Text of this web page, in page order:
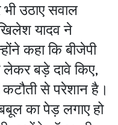
उठाए सवाल
यादव ने
कहा कि बीजेपी
लेकर बड़े दावे किए,
से परेशान है।
का पेड़ लगाए हो